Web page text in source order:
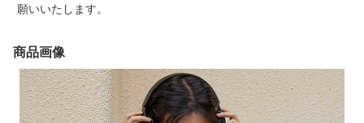
願いいたします。
商品画像